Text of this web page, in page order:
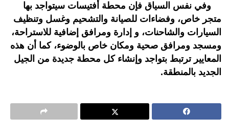
وفي نفس السياق فإن محطة أفتيسات سيتواجد بها
متجر خاص، وفضاءات للصيانة والتشحيم وغسل وتنظيف
السيارات والشاحنات، و إدارة ومرافق إضافية للاستراحة،
ومسجد ومرافق صحية ومكان خاص بالوضوء، كما أن هذه
المعايير ترتبط بتواجد وإنشاء كل محطة جديدة من الجيل
الجديد بالمنطقة.